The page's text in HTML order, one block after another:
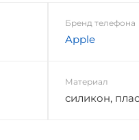
Бренд телефона
Apple
Материал
силикон,